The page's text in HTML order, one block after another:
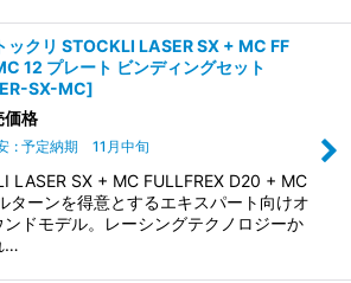
ックリ STOCKLI LASER SX + MC FF
12 プレート ビンディングセット
SX-MC]
価格
: 予定納期 11月中旬
LASER SX + MC FULLFREX D20 + MC
ターンを得意とするエキスパート向けオ
ンドモデル。レーシングテクノロジーか
…